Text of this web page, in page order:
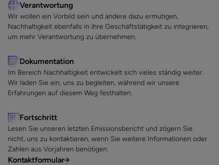
Verantwortung
Wir wollen ein Vorbild sein und andere dazu ermutigen,
Nachhaltigkeit ebenfalls in ihre Geschäftstätigkeit zu integrieren,
um mehr Verantwortung zu übernehmen.
Dokumentation
Im Bereich Nachhaltigkeit entwickelt sich vieles ständig weiter.
Wir laden Sie ein, uns zu begleiten, während wir unsere
Erfahrungen auf diesem Weg festhalten.
Fortschritt
Lesen Sie unseren letzten Emissionsbericht und zögern Sie
nicht, uns zu kontaktieren, wenn Sie weitere Informationen oder
Zahlen aus Vorjahren benötigen.
Kontaktformular